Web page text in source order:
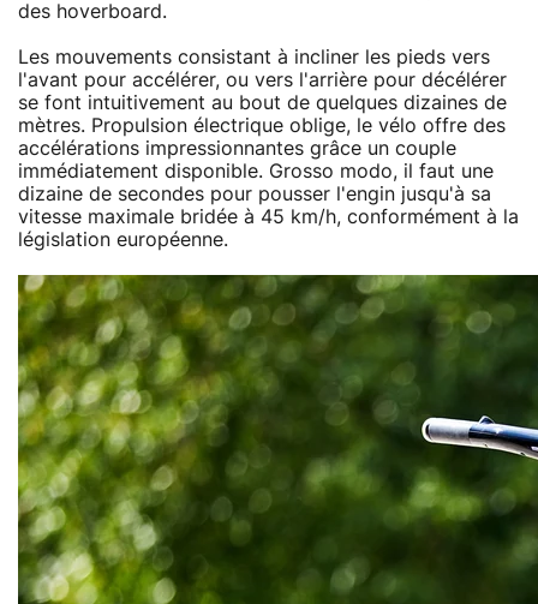
des hoverboard.
Les mouvements consistant à incliner les pieds vers
l'avant pour accélérer, ou vers l'arrière pour décélérer
se font intuitivement au bout de quelques dizaines de
mètres. Propulsion électrique oblige, le vélo offre des
accélérations impressionnantes grâce un couple
immédiatement disponible. Grosso modo, il faut une
dizaine de secondes pour pousser l'engin jusqu'à sa
vitesse maximale bridée à 45 km/h, conformément à la
législation européenne.